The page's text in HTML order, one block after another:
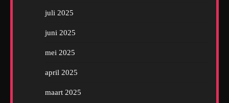
juli 2025
juni 2025
mei 2025
april 2025
maart 2025